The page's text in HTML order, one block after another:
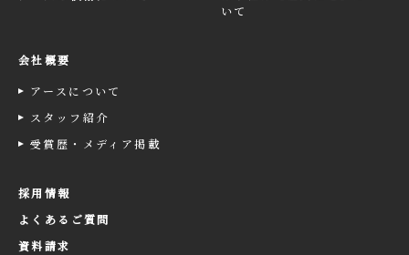
いて
会社概要
アースについて
スタッフ紹介
受賞歴・メディア掲載
採用情報
よくあるご質問
資料請求